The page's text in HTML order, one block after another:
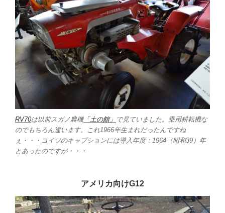
RV70は以前スガノ農機「土の館」 で見ていました。乗用耕耘機な
のでもちろん違います。これ1966年生まれだったんですね
ぇ・・・コイツのキャプションには導入年度：1964（昭和39）年
とあったのですが・・・
アメリカ向けG12